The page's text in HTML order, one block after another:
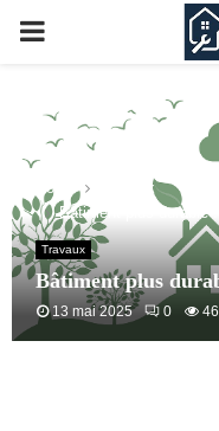
PRIMARY
Home
Travaux
Bâtiment plus durable
Travaux
Bâtiment plus
13 mai 2025 0